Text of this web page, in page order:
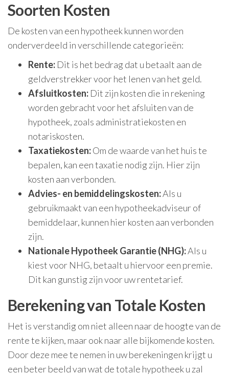
Soorten Kosten
De kosten van een hypotheek kunnen worden
onderverdeeld in verschillende categorieën:
Rente: Dit is het bedrag dat u betaalt aan de
geldverstrekker voor het lenen van het geld.
Afsluitkosten: Dit zijn kosten die in rekening
worden gebracht voor het afsluiten van de
hypotheek, zoals administratiekosten en
notariskosten.
Taxatiekosten:Om de waarde van het huis te
bepalen, kan een taxatie nodig zijn. Hier zijn
kosten aan verbonden.
Advies- en bemiddelingskosten:Als u
gebruikmaakt van een hypotheekadviseur of
bemiddelaar, kunnen hier kosten aan verbonden
zijn.
Nationale Hypotheek Garantie (NHG):Als u
kiest voor NHG, betaalt u hiervoor een premie.
Dit kan gunstig zijn voor uw rentetarief.
Berekening van Totale Kosten
Het is verstandig om niet alleen naar de hoogte van de
rente te kijken, maar ook naar alle bijkomende kosten.
Door deze mee te nemen in uw berekeningen krijgt u
een beter beeld van wat de totale hypotheek u zal